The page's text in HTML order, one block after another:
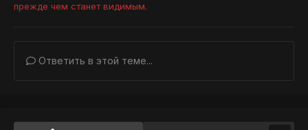
прежде чем станет видимым.
Ответить в этой теме...